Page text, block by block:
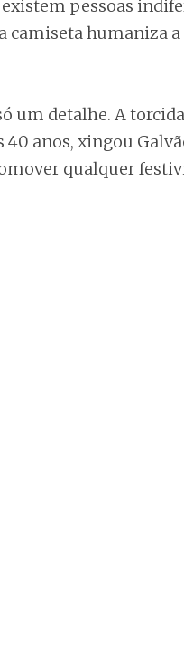
pessoas
camiseta humaniza
um detalhe. A
anos, xingou
qualquer